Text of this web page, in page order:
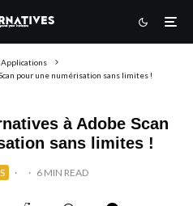
Applications
pour une numérisation sans limites !
à Adobe Scan
sans limites !
· · 6 MIN READ